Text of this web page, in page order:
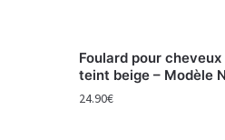
Foulard pour
teint beige – Modèle
24.90€